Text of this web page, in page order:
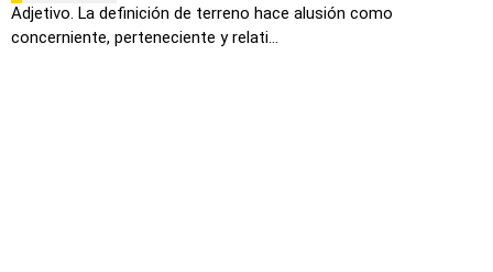
Adjetivo. La definición de terreno hace alusión como
concerniente, perteneciente y relati...